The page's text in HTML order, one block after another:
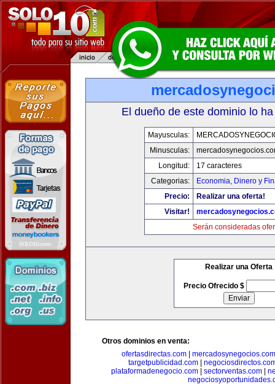
El dueño de este dominio lo
Mayusculas:
Minusculas:
Longitud:
17 caracteres
Categorias:
Economia, Dinero y
Precio:
Realizar una oferta!
Visitar!
Serán consideradas
Realizar una Oferta
Precio Ofrecido $
Otros dominios en venta:
ofertasdirectas.com
mercadosynegocios.com
targetpublicidad.com
plataformadenegocio.com| sectorventas.com|